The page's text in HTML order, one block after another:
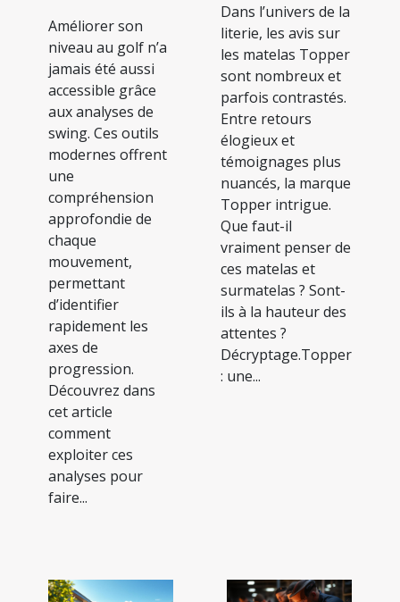
Améliorer son
niveau au golf n’a
jamais été aussi
accessible grâce
aux analyses de
swing. Ces outils
modernes offrent
une
compréhension
approfondie de
chaque
mouvement,
permettant
d’identifier
rapidement les
axes de
progression.
Découvrez dans
cet article
comment
exploiter ces
analyses pour
faire...
Dans l’univers de la
literie, les avis sur
les matelas Topper
sont nombreux et
parfois contrastés.
Entre retours
élogieux et
témoignages plus
nuancés, la marque
Topper intrigue.
Que faut-il
vraiment penser de
ces matelas et
surmatelas ? Sont-
ils à la hauteur des
attentes ?
Décryptage.Topper
: une...